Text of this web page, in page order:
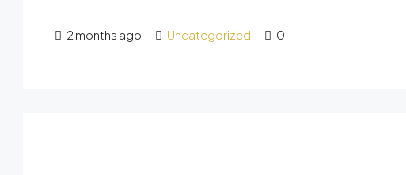
2 months ago Uncategorized 0